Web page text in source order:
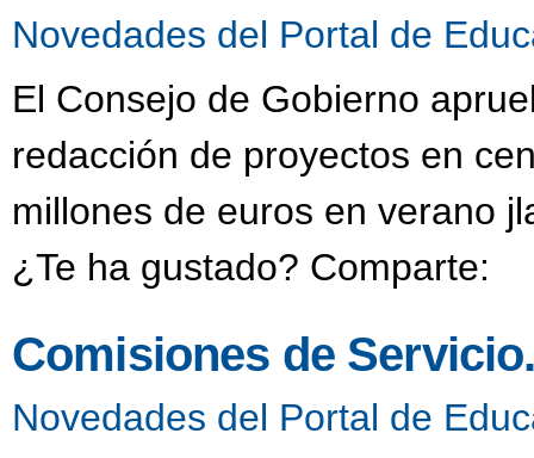
Novedades del Portal de
El Consejo de Gobierno
redacción de proyectos en
millones de euros en verano
¿Te ha gustado? Comparte:
Comisiones de
Novedades del Portal de